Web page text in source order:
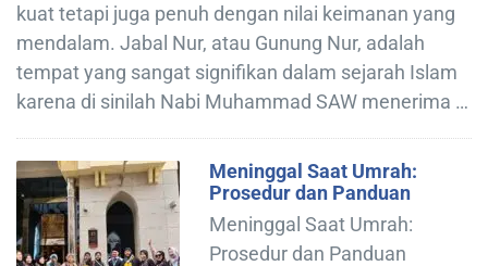
kuat tetapi juga penuh dengan nilai keimanan yang
mendalam. Jabal Nur, atau Gunung Nur, adalah
tempat yang sangat signifikan dalam sejarah Islam
karena di sinilah Nabi Muhammad SAW menerima …
Meninggal Saat Umrah:
Prosedur dan Panduan
Meninggal Saat Umrah:
Prosedur dan Panduan